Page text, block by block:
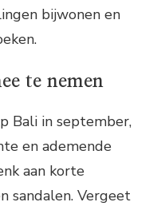
bijwonen en
te nemen
Bali in september,
en ademende
aan korte
sandalen. Vergeet